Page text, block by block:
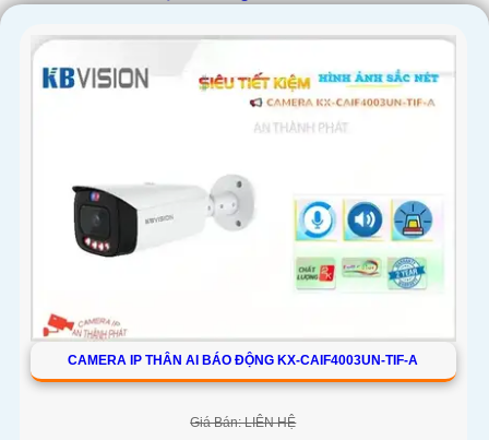
CAMERA IP THÂN AI BÁO ĐỘNG KX-CAIF4003UN-TIF-A
Giá Bán: LIÊN HỆ